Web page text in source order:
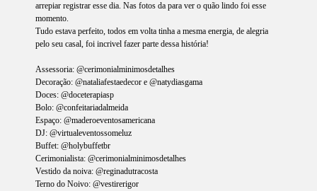
arrepiar registrar esse dia. Nas fotos da para ver o quão lindo foi esse
momento.
Tudo estava perfeito, todos em volta tinha a mesma energia, de alegria
pelo seu casal, foi incrivel fazer parte dessa história!
Assessoria: @cerimonialminimosdetalhes
Decoração: @nataliafestaedecor e @natydiasgama
Doces: @doceterapiasp
Bolo: @confeitariadalmeida
Espaço: @maderoeventosamericana
DJ: @virtualeventossomeluz
Buffet: @holybuffetbr
Cerimonialista: @cerimonialminimosdetalhes
Vestido da noiva: @reginadutracosta
Terno do Noivo: @vestirerigor